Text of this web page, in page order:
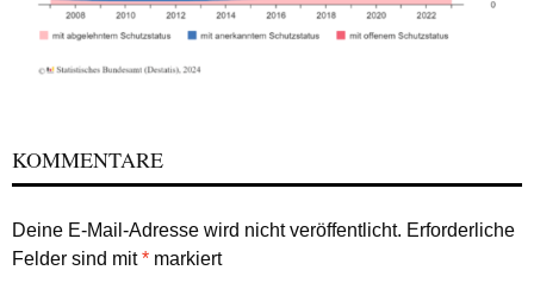
KOMMENTARE
Deine E-Mail-Adresse wird nicht veröffentlicht. Erforderliche
Felder sind mit* markiert